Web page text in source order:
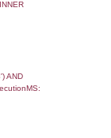
=
=